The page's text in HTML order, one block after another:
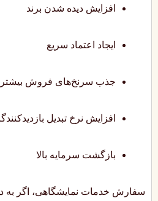
افزایش دیده شدن برند
ایجاد اعتماد سریع
جذب سرنخ‌های فروش بیشتر
افزایش نرخ تبدیل
بازگشت سرمایه بالا
سفارش خدمات نمایشگاهی، اگر به